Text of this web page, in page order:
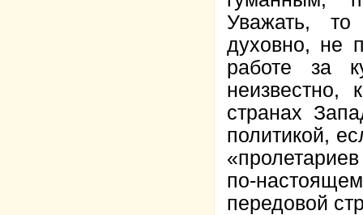
Уважать, то
духовно, не
работе за
неизвестно,
странах
политикой,
по-
передовой